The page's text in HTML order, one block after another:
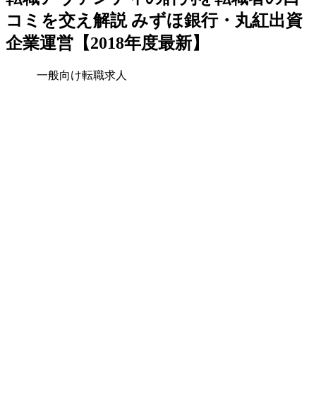
コミを交え解説 みずほ銀行・丸紅出資
企業運営【2018年度最新】
一般向け転職求人